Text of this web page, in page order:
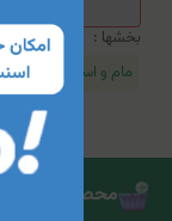
بخشها :
مام و اسپری
محصولات مرتبط